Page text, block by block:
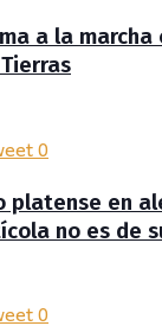
a la
0
platense en
no es de
0